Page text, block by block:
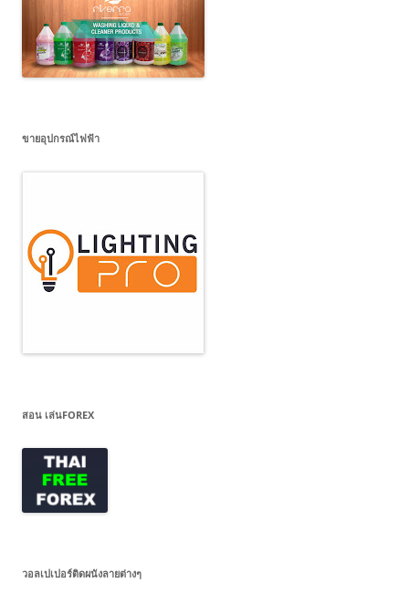
ขายอุปกรณ์ไฟฟ้า
สอน เล่นFOREX
วอลเปเปอร์ติดผนังลายต่างๆ